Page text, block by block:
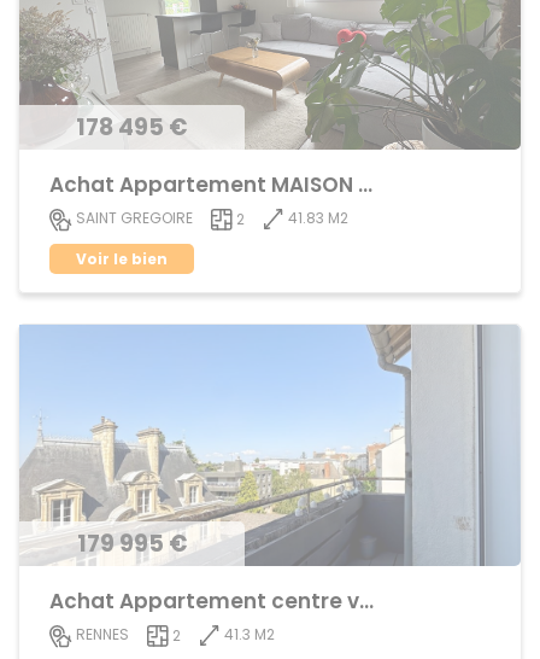
178 495 €
Achat Appartement MAISON BLANCHE
SAINT GREGOIRE 2
41.83 M2
Voir le bien
179 995 €
Achat Appartement centre ville
RENNES 2
41.3 M2